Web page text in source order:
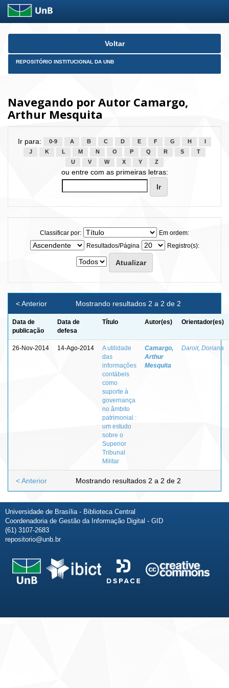
Skip
Voltar
REPOSITÓRIO INSTITUCIONAL DA UNB
Navegando por Autor Camargo,
Arthur Mesquita
Ir para: 0-9 A B C D E F G H
J
K L M N O P Q R S
T
U
V W X Y Z
ou entre com as primeiras letras:
Classificar por:
Em ordem:
Resultados/Página
Registro(s):
Mostrando resultados 2 a 2 de 2
< Anterior
Data de
publicação
Data de
defesa
Título Autor(es) Orientador(es)
26-Nov-2014 14-Ago-2014
A utilidade
das
informações
contábeis
como
suporte à
governança
no âmbito
patrimonial :
um estudo
sobre o
Superior
Tribunal
Militar
Camargo,
Arthur
Mesquita
Daroit, Doriana
Mostrando resultados 2 a 2 de 2
< Anterior
Universidade de Brasília - Biblioteca Central
Coordenadoria de Gestão da Informação Digital - GID
(61) 3107-2683
repositorio@unb.br